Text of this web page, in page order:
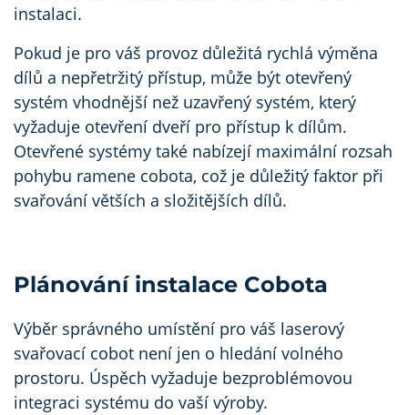
instalaci.
Pokud je pro váš provoz důležitá rychlá výměna
dílů a nepřetržitý přístup, může být otevřený
systém vhodnější než uzavřený systém, který
vyžaduje otevření dveří pro přístup k dílům.
Otevřené systémy také nabízejí maximální rozsah
pohybu ramene cobota, což je důležitý faktor při
svařování větších a složitějších dílů.
Plánování instalace Cobota
Výběr správného umístění pro váš laserový
svařovací cobot není jen o hledání volného
prostoru. Úspěch vyžaduje bezproblémovou
integraci systému do vaší výroby.